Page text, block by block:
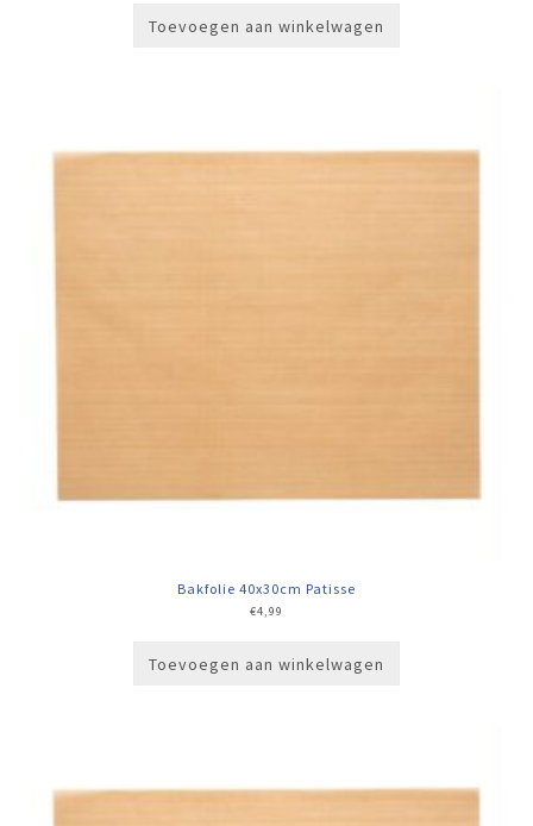
Toevoegen aan winkelwagen
Bakfolie 40x30cm Patisse
€4,99
Toevoegen aan winkelwagen